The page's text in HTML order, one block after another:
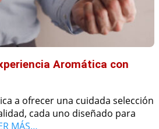
Aromática con
a ofrecer una cuidada selección
cada uno diseñado para
MÁS…